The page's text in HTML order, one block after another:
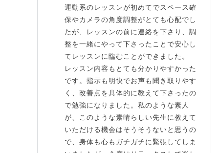
運動系のレッスンが初めてでスペース確
保やカメラの角度調整がとても心配でし
たが、レッスンの前に連絡を下さり、調
整を一緒にやって下さったことで安心し
てレッスンに臨むことができました。
レッスン内容もとても分かりやすかった
です。指示も明快でお声も聞き取りやす
く、改善点を具体的に教えて下さったの
で勉強になりました。私のような素人
が、このような素晴らしい先生に教えて
いただける機会はそうそうないと思うの
で、身体も心もガチガチに緊張してしま